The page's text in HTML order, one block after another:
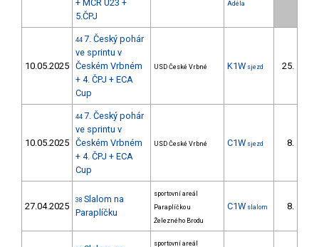
+ MČR U23 +
5.ČPJ
Adéla
10.05.2025
44 7. Český pohár
ve sprintu v
Českém Vrbném
+ 4. ČPJ + ECA
Cup
USD České Vrbné K1W sjezd 25.
10.05.2025
44 7. Český pohár
ve sprintu v
Českém Vrbném
+ 4. ČPJ + ECA
Cup
USD České Vrbné C1W sjezd 8.
27.04.2025
38 Slalom na
Paraplíčku
sportovní areál
Paraplíčko u
Železného Brodu
C1W slalom 8.
sportovní areál